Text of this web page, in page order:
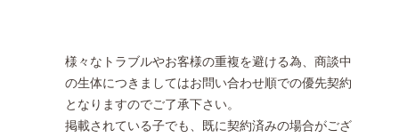
様々なトラブルやお客様の重複を避ける為、商談中
の生体につきましてはお問い合わせ順での優先契約
となりますのでご了承下さい。
掲載されている子でも、既に契約済みの場合がござ